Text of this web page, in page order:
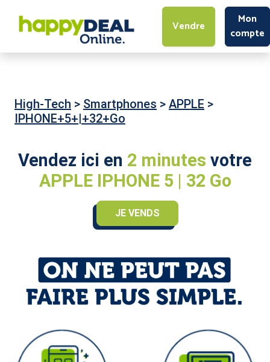
Vendre
Mon
compte
High-Tech > Smartphones > APPLE >
IPHONE+5+|+32+Go
Vendez ici en 2 minutes votre
APPLE IPHONE 5 | 32 Go
JE VENDS